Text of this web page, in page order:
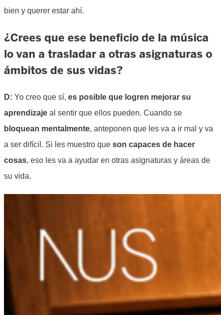
bien y querer estar ahí.
¿Crees que ese beneficio de la música
lo van a trasladar a otras asignaturas o
ámbitos de sus vidas?
D: Yo creo que sí, es posible que logren mejorar su
aprendizaje al sentir que ellos pueden. Cuando se
bloquean mentalmente, anteponen que les va a ir mal y va
a ser difícil. Si les muestro que son capaces de hacer
cosas, eso les va a ayudar en otras asignaturas y áreas de
su vida.